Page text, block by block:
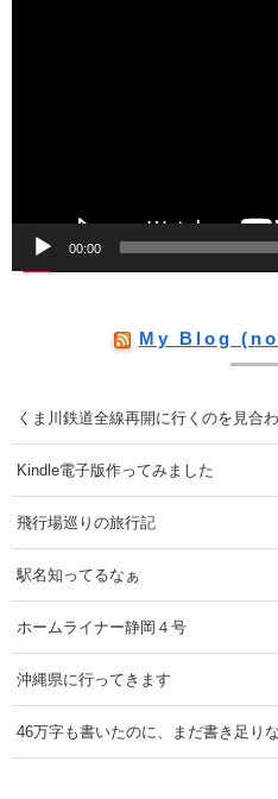
00:00
My Blog
くま川鉄道全線再開に行くのを見合
Kindle電子版作ってみました
飛行場巡りの旅行記
駅名知ってるなぁ
ホームライナー静岡４号
沖縄県に行ってきます
46万字も書いたのに、まだ書き足り